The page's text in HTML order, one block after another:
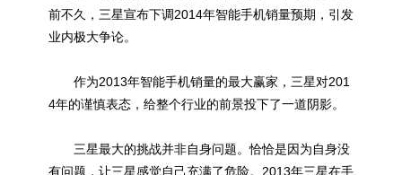
前不久，三星宣布下调2014年智能手机销量预期，引发
业内极大争论。
作为2013年智能手机销量的最大赢家，三星对201
4年的谨慎表态，给整个行业的前景投下了一道阴影。
三星最大的挑战并非自身问题。恰恰是因为自身没
有问题，让三星感觉自己充满了危险。2013年三星在手